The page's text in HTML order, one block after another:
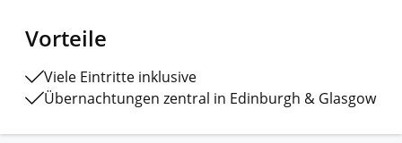
Vorteile
Viele Eintritte inklusive
Übernachtungen zentral in Edinburgh & Glasgow